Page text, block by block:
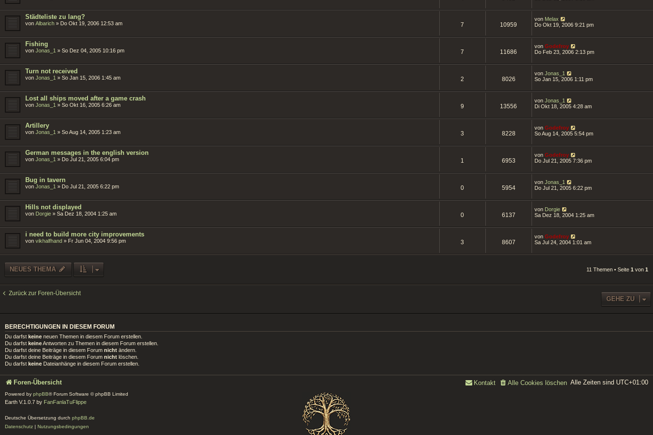
Städteliste zu lang?
von Albarich » Do Okt 19, 2006 12:53 am 7 10959
von Melax
Do Okt 19, 2006 9:21 pm
Fishing
von Jonas_1 » So Dez 04, 2005 10:16 pm 7 11686
von Godefroy
Do Feb 23, 2006 2:13 pm
Turn not received
von Jonas_1 » So Jan 15, 2006 1:45 am 2 8026
von Jonas_1
So Jan 15, 2006 1:11 pm
Lost all ships moved after a game crash
von Jonas_1 » So Okt 16, 2005 6:26 am 9 13556
von Jonas_1
Di Okt 18, 2005 4:28 am
Artillery
von Jonas_1 » So Aug 14, 2005 1:23 am 3 8228
von Godefroy
So Aug 14, 2005 5:54 pm
German messages in the english version
von Jonas_1 » Do Jul 21, 2005 6:04 pm 1 6953
von Godefroy
Do Jul 21, 2005 7:36 pm
Bug in tavern
von Jonas_1 » Do Jul 21, 2005 6:22 pm 0 5954
von Jonas_1
Do Jul 21, 2005 6:22 pm
Hills not displayed
von Dorgie » Sa Dez 18, 2004 1:25 am 0 6137
von Dorgie
Sa Dez 18, 2004 1:25 am
i need to build more city improvements
von vikhalfhand » Fr Jun 04, 2004 9:56 pm 3 8607
von Godefroy
Sa Jul 24, 2004 1:01 am
NEUES THEMA 11 Themen • Seite 1 von 1
Zurück zur Foren-Übersicht
GEHE ZU
BERECHTIGUNGEN IN DIESEM FORUM
Du darfst keine neuen Themen in diesem Forum erstellen.
Du darfst keineAntworten zu Themen in diesem Forum erstellen.
Du darfst deine Beiträge in diesem Forum nicht ändern.
Du darfst deine Beiträge in diesem Forum nicht löschen.
Du darfst keine Dateianhänge in diesem Forum erstellen.
Foren-Übersicht Alle Zeiten sind UTC+01:00
Alle Cookies löschen
Kontakt
Powered by phpBB® Forum Software © phpBB Limited
Earth V.1.0.7 by FanFanlaTuFlippe
Deutsche Übersetzung durch phpBB.de
Datenschutz | Nutzungsbedingungen